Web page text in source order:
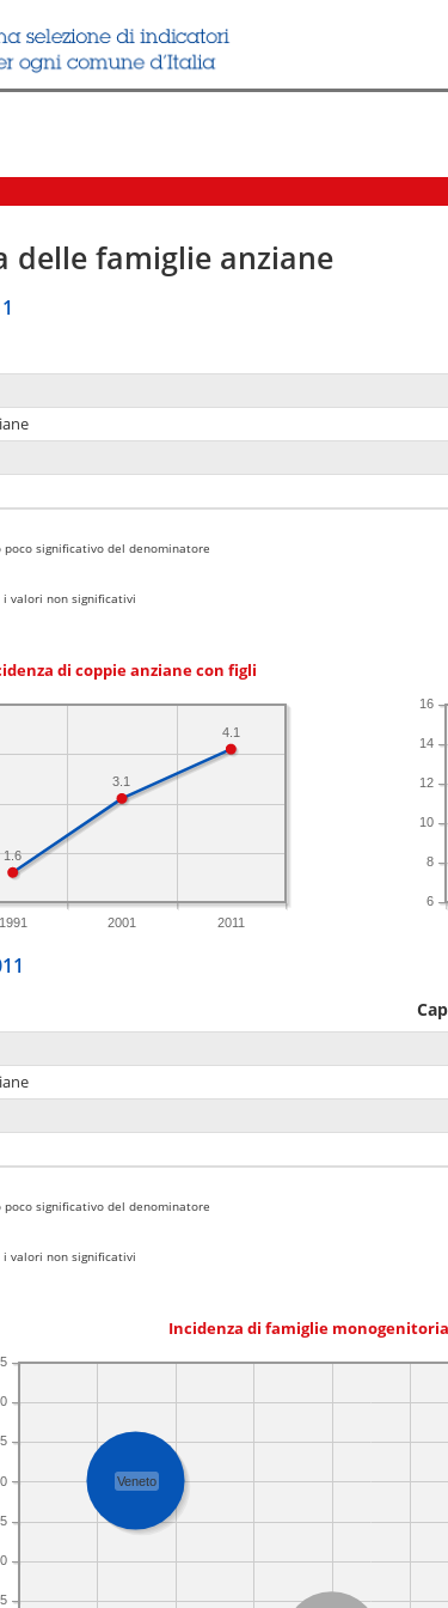
delle famiglie anziane
significativo del denominatore
i valori non significativi
di coppie anziane con figli
1991 2001 2011
4.1
3.1
1.6
6
8
10
12
14
16
significativo del denominatore
i valori non significativi
Incidenza di famiglie
Veneto